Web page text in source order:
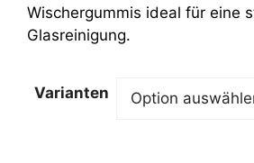
Wischergummis ideal für eine
Glasreinigung.
Varianten